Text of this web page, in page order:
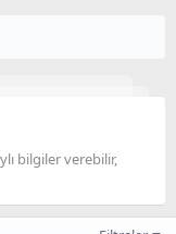
bilgiler verebilir,